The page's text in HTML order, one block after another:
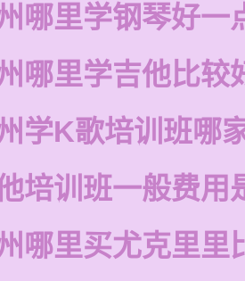
哪里学钢琴好一
哪里学吉他比较
学K歌培训班哪
培训班一般费用
哪里买尤克里里